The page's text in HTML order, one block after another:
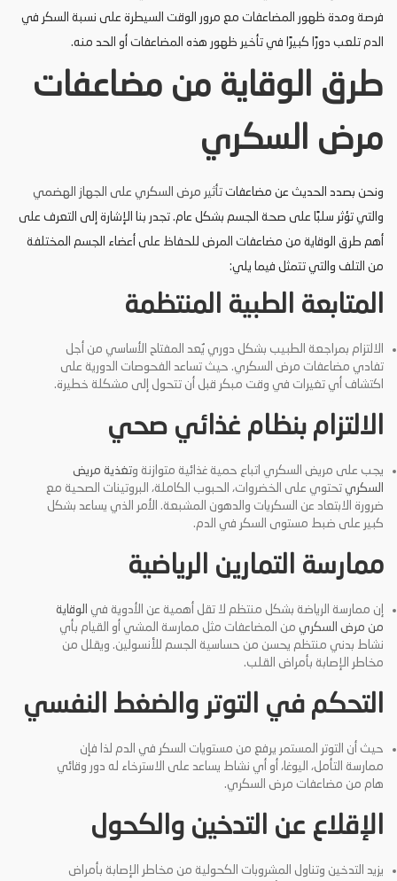
فرصة ومدة ظهور المضاعفات مع مرور الوقت السيطرة على نسبة السكر في
الدم تلعب دورًا كبيرًا في تأخير ظهور هذه المضاعفات أو الحد منه.
طرق الوقاية من مضاعفات
مرض السكري
ونحن بصدد الحديث عن مضاعفات تأثير مرض السكري على الجهاز الهضمي
والتي تؤثر سلبًا على صحة الجسم بشكل عام. تجدر بنا الإشارة إلى التعرف على
أهم طرق الوقاية من مضاعفات المرض للحفاظ على أعضاء الجسم المختلفة
من التلف والتي تتمثل فيما يلي:
المتابعة الطبية المنتظمة
الالتزام بمراجعة الطبيب بشكل دوري يُعد المفتاح الأساسي من أجل
تفادي مضاعفات مرض السكري. حيث تساعد الفحوصات الدورية على
اكتشاف أي تغيرات في وقت مبكر قبل أن تتحول إلى مشكلة خطيرة.
الالتزام بنظام غذائي صحي
يجب على مريض السكري اتباع حمية غذائية متوازنة وتغذية مريض
السكري تحتوي على الخضروات، الحبوب الكاملة، البروتينات الصحية مع
ضرورة الابتعاد عن السكريات والدهون المشبعة. الأمر الذي يساعد بشكل
كبير على ضبط مستوى السكر في الدم.
ممارسة التمارين الرياضية
إن ممارسة الرياضة بشكل منتظم لا تقل أهمية عن الأدوية في الوقاية
من مرض السكري من المضاعفات مثل ممارسة المشي أو القيام بأي
نشاط بدني منتظم يحسن من حساسية الجسم للأنسولين. ويقلل من
مخاطر الإصابة بأمراض القلب.
التحكم في التوتر والضغط النفسي
حيث أن التوتر المستمر يرفع من مستويات السكر في الدم لذا فإن
ممارسة التأمل، اليوغا، أو أي نشاط يساعد على الاسترخاء له دور وقائي
هام من مضاعفات مرض السكري.
الإقلاع عن التدخين والكحول
يزيد التدخين وتناول المشروبات الكحولية من مخاطر الإصابة بأمراض